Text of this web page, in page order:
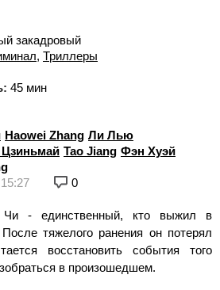
закадровый
, Триллеры
45 мин
Haowei Zhang Ли Лью
Tao Jiang Фэн Хуэй
0
Чи - единственный, кто выжил в
тяжелого ранения он потерял
восстановить события того
в произошедшем.